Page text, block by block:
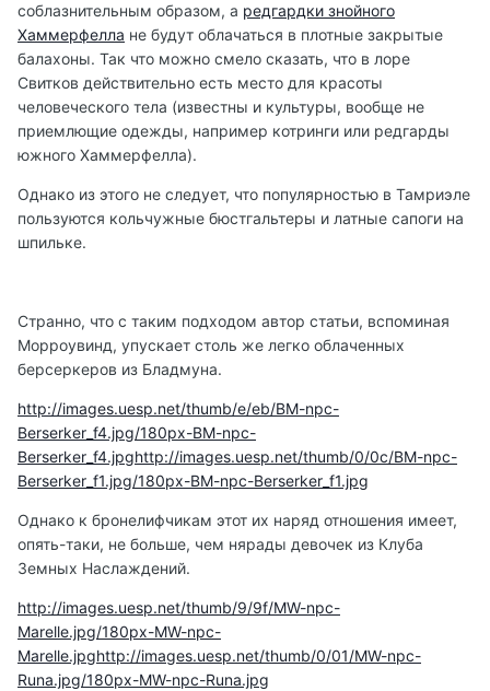
соблазнительным образом, а редгардки знойного
Хаммерфелла не будут облачаться в плотные закрытые
балахоны. Так что можно смело сказать, что в лоре
Свитков действительно есть место для красоты
человеческого тела (известны и культуры, вообще не
приемлющие одежды, например котринги или редгарды
южного Хаммерфелла).
Однако из этого не следует, что популярностью в Тамриэле
пользуются кольчужные бюстгальтеры и латные сапоги на
шпильке.
Странно, что с таким подходом автор статьи, вспоминая
Морроувинд, упускает столь же легко облаченных
берсеркеров из Бладмуна.
http://images.uesp.net/thumb/e/eb/BM-npc-
Berserker_f4.jpg/180px-BM-npc-
Berserker_f4.jpghttp://images.uesp.net/thumb/0/0c/BM-npc-
Berserker_f1.jpg/180px-BM-npc-Berserker_f1.jpg
Однако к бронелифчикам этот их наряд отношения имеет,
опять-таки, не больше, чем нярады девочек из Клуба
Земных Наслаждений.
http://images.uesp.net/thumb/9/9f/MW-npc-
Marelle.jpg/180px-MW-npc-
Marelle.jpghttp://images.uesp.net/thumb/0/01/MW-npc-
Runa.jpg/180px-MW-npc-Runa.jpg